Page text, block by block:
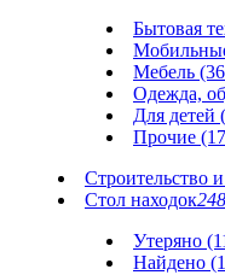
Бытовая
Мебель
Одежда,
Для детей
Прочие
Строительство
Стол находок248
Утеряно
Найдено